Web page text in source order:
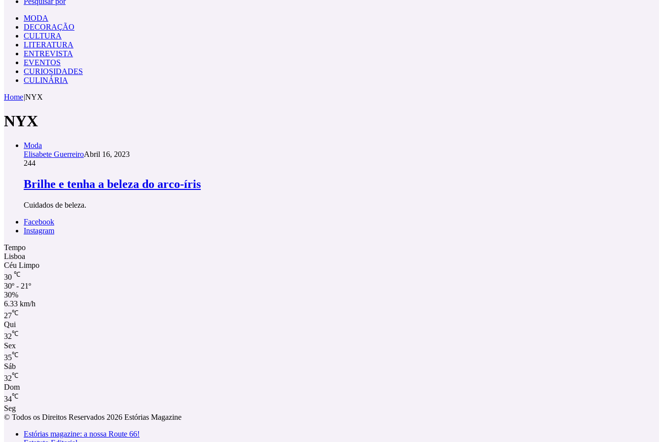
MODA
DECORAÇÃO
CULTURA
LITERATURA
ENTREVISTA
EVENTOS
CURIOSIDADES
CULINÁRIA
Home|NYX
NYX
Moda
Elisabete GuerreiroAbril 16, 2023
244
Brilhe e tenha a beleza do arco-íris
Cuidados de beleza.
Facebook
Instagram
Tempo
Lisboa
Céu Limpo
30 ℃
30º - 21º
30%
6.33 km/h
27℃
Qui
32℃
Sex
35℃
Sáb
32℃
Dom
34℃
Seg
© Todos os Direitos Reservados 2026 Estórias Magazine
Estórias magazine: a nossa Route 66!